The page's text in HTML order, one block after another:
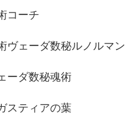
コーチ
ヴェーダ数秘ルノルマン
ーダ数秘魂術
スティアの葉